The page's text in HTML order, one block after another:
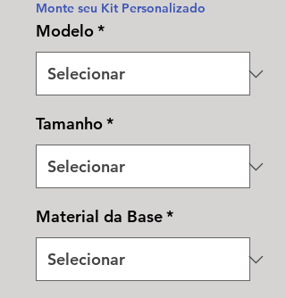
Monte seu Kit Personalizado
Modelo*
Tamanho*
Material da Base*